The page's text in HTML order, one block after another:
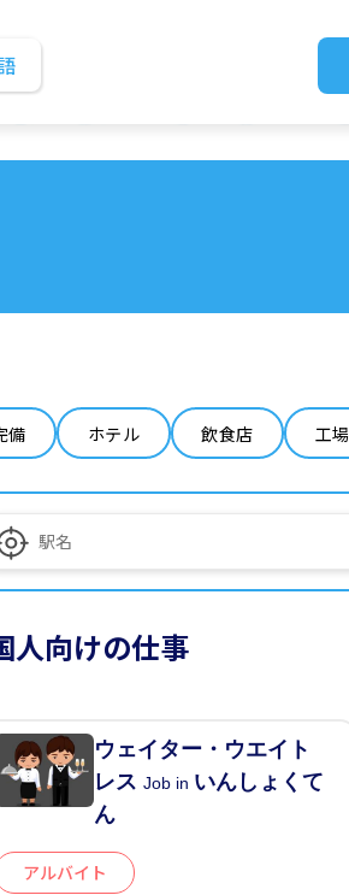
備 ホテル 飲食店 工場
人向けの仕事
ウェイター・ウエイト
レスJob in いんしょくて
ん
アルバイト